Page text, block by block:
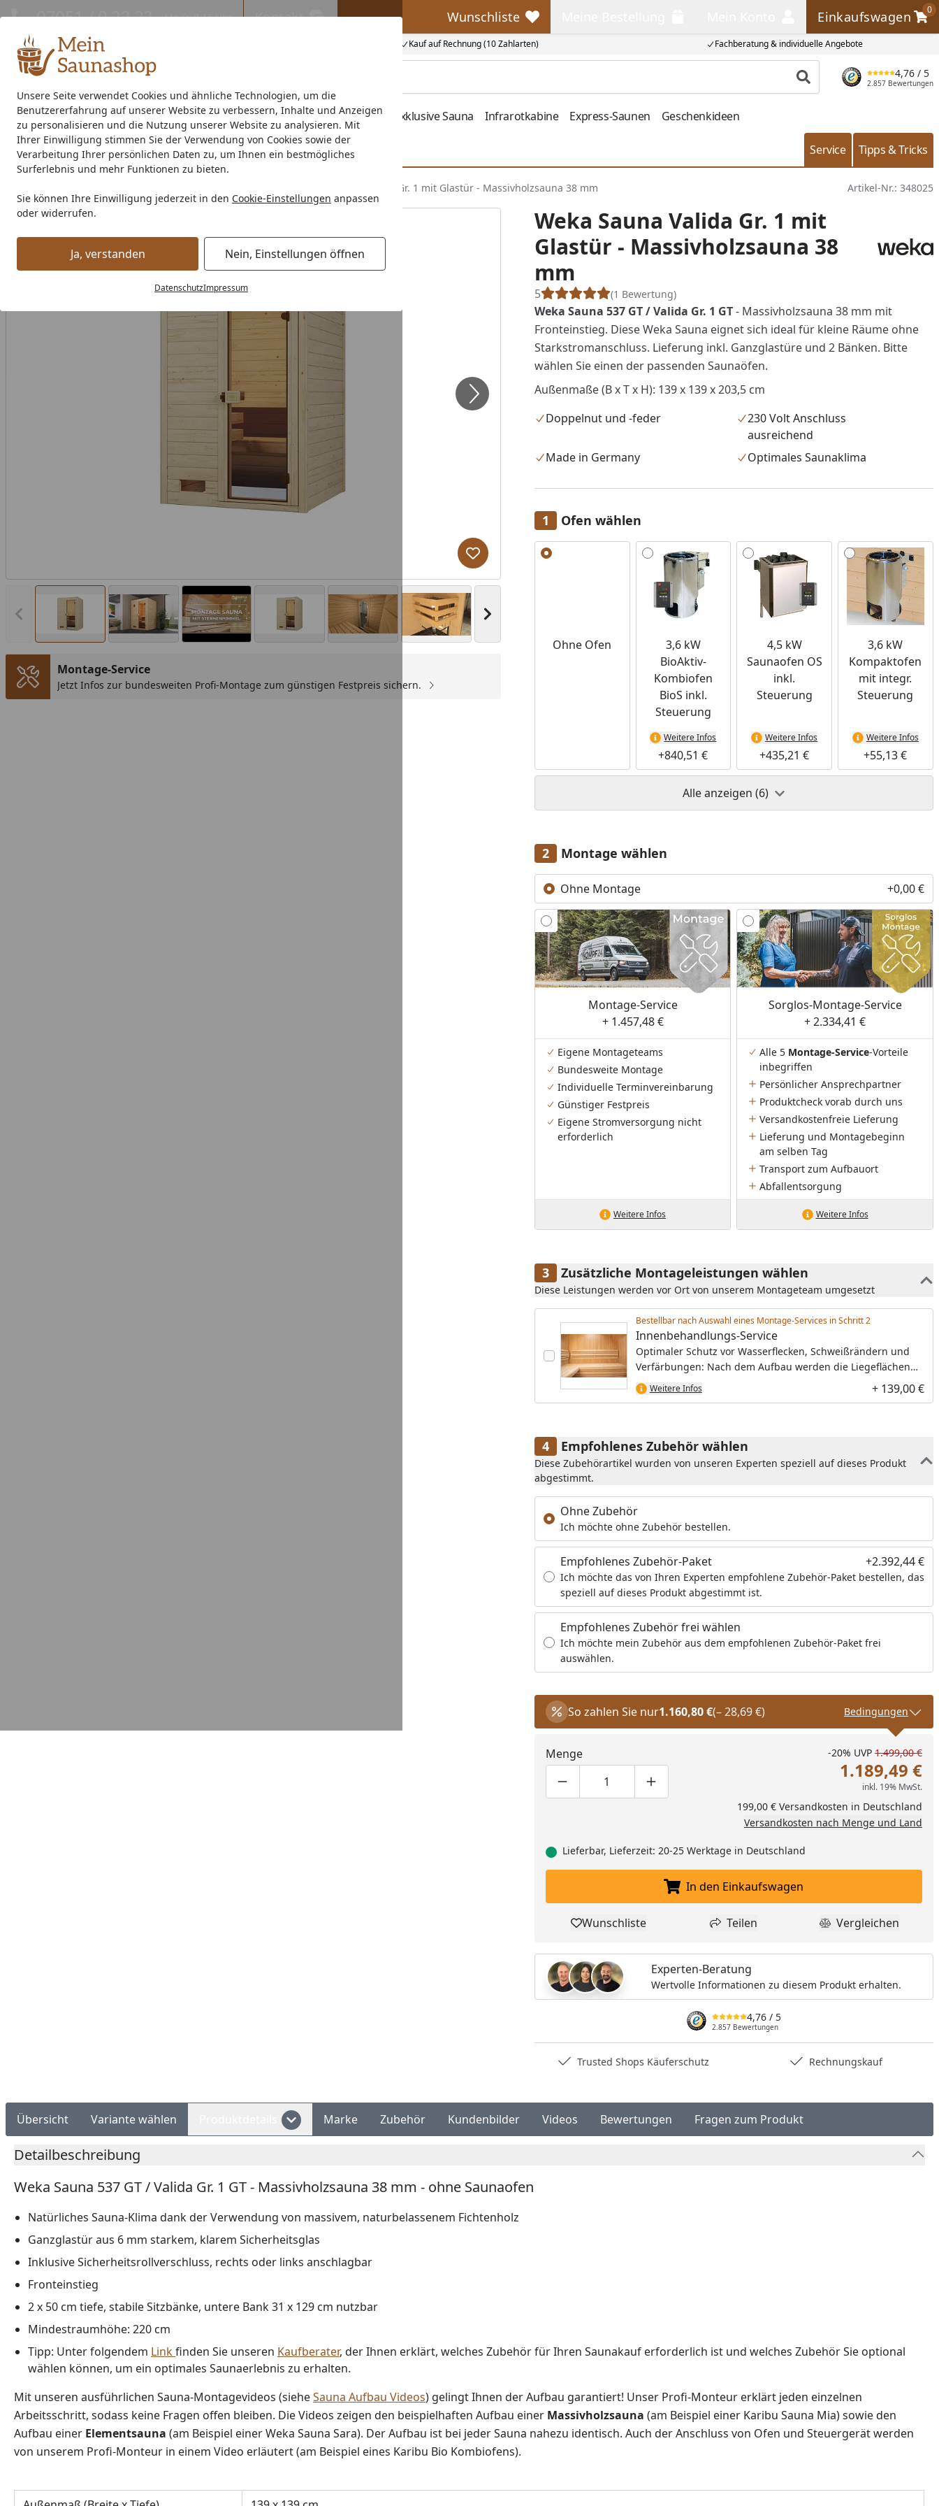
Unsere Seite verwendet Cookies und ähnliche Technologien, um die
Benutzererfahrung auf unserer Website zu verbessern, Inhalte und Anzeigen
zu personalisieren und die Nutzung unserer Website zu analysieren. Mit
Ihrer Einwilligung stimmen Sie der Verwendung von Cookies sowie der
Verarbeitung Ihrer persönlichen Daten zu, um Ihnen ein bestmögliches
Surferlebnis und mehr Funktionen zu bieten.
Sie können Ihre Einwilligung jederzeit in den Cookie-Einstellungen anpassen
oder widerrufen.
Ja, verstanden Nein, Einstellungen öffnen
DatenschutzImpressum
Kauf auf Rechnung (10 Zahlarten) Fachberatung & individuelle Angebote
07051 / 9 22 22 Mo-Fr. 8-16 Uhr Kontakt Wunschliste
Wunschliste Einkaufswagen
0
Einkaufswagen
Produkt suchen
4,76 / 5
2.857 Bewertungen
Außensauna Indoor-Sauna Energiespar-Sauna Saunaofen Zubehör Exklusive Sauna Infrarotkabine Express-Saunen Geschenkideen
Saunahersteller % Sale % Service Tipps & Tricks
Startseite
Weka Sauna Valida Gr. 1 mit Glastür - Massivholzsauna 38 mm Artikel-Nr.: 348025
Vorheriges Bild anzeigen Nächstes Bild anzeigen
Produkt zur Wunschliste hinzufügen
Montage-Service
Jetzt Infos zur bundesweiten Profi-Montage zum günstigen Festpreis sichern.
Weka Sauna Valida Gr. 1 mit
Glastür - Massivholzsauna 38
mm
5 (1 Bewertung)
Weka Sauna 537 GT / Valida Gr. 1 GT- Massivholzsauna 38 mm mit
Fronteinstieg. Diese Weka Sauna eignet sich ideal für kleine Räume ohne
Starkstromanschluss. Lieferung inkl. Ganzglastüre und 2 Bänken. Bitte
wählen Sie einen der passenden Saunaöfen.
Außenmaße (B x T x H): 139 x 139 x 203,5 cm
Doppelnut und -feder
230 Volt Anschluss
ausreichend
Made in Germany
Optimales Saunaklima
Ofen wählen
Alle anzeigen (6)
Ohne Ofen
3,6 kW
BioAktiv-
Kombiofen
BioS inkl.
Steuerung
Weitere Infos
+840,51 €
4,5 kW
Saunaofen OS
inkl.
Steuerung
Weitere Infos
+435,21 €
3,6 kW
Kompaktofen
mit integr.
Steuerung
Weitere Infos
+55,13 €
Alle anzeigen (6)
Montage wählen
Ohne Montage +0,00 €
Montage-Service
+ 1.457,48 €
Eigene Montageteams
Bundesweite Montage
Individuelle Terminvereinbarung
Günstiger Festpreis
Eigene Stromversorgung nicht
erforderlich
Weitere Infos
Sorglos-Montage-Service
+ 2.334,41 €
Alle 5 Montage-Service-Vorteile
inbegriffen
Persönlicher Ansprechpartner
Produktcheck vorab durch uns
Versandkostenfreie Lieferung
Lieferung und Montagebeginn
am selben Tag
Transport zum Aufbauort
Abfallentsorgung
Weitere Infos
Zusätzliche Montageleistungen wählen
Diese Leistungen werden vor Ort von unserem Montageteam umgesetzt
Bestellbar nach Auswahl eines Montage-Services in Schritt
Innenbehandlungs-Service
Optimaler Schutz vor Wasserflecken, Schweißrändern und
Verfärbungen: Nach dem Aufbau werden die Liegeflächen
und Rückenlehnen mit einer speziellen, hochwertigen
Sauna-Pflegemilch behandelt.
Weitere Infos + 139,00 €
Empfohlenes Zubehör wählen
Diese Zubehörartikel wurden von unseren Experten speziell auf dieses Produkt
abgestimmt.
Ohne Zubehör
Ich möchte ohne Zubehör bestellen.
Empfohlenes Zubehör-Paket +2.392,44 €
Ich möchte das von Ihren Experten empfohlene Zubehör-Paket bestellen, das
speziell auf dieses Produkt abgestimmt ist.
Empfohlenes Zubehör frei wählen
Ich möchte mein Zubehör aus dem empfohlenen Zubehör-Paket frei
auswählen.
So zahlen Sie nur1.160,80 €(– 28,69 €) Bedingungen
Menge
Produktmenge um eins verringern
Produktmenge manuell eingeben
Produktmenge um eins erhöhen
-20% UVP 1.499,00 €
1.189,49 €
inkl. 19% MwSt.
199,00 € Versandkosten in Deutschland
Versandkosten nach Menge und Land
Lieferbar, Lieferzeit: 20-25 Werktage in Deutschland
In den Einkaufswagen legen
In den Einkaufswagen
Produkt zur Wunschliste hinzufügen
Wunschliste Teilen
Teilen Produkt
Vergleichen
Experten-Beratung
Wertvolle Informationen zu diesem Produkt erhalten.
4,76 / 5
2.857 Bewertungen
Trusted Shops Käuferschutz Rechnungskauf
Übersicht Variante wählen Marke Zubehör Kundenbilder Videos Bewertungen Fragen zum Produkt
Detailbeschreibung
Weka Sauna 537 GT / Valida Gr. 1 GT - Massivholzsauna 38 mm - ohne Saunaofen
Natürliches Sauna-Klima dank der Verwendung von massivem, naturbelassenem Fichtenholz
Ganzglastür aus 6 mm starkem, klarem Sicherheitsglas
Inklusive Sicherheitsrollverschluss, rechts oder links anschlagbar
Fronteinstieg
2 x 50 cm tiefe, stabile Sitzbänke, untere Bank 31 x 129 cm nutzbar
Mindestraumhöhe: 220 cm
Tipp: Unter folgendem Linkfinden Sie unseren Kaufberater, der Ihnen erklärt, welches Zubehör für Ihren Saunakauf erforderlich ist und welches Zubehör Sie optional
wählen können, um ein optimales Saunaerlebnis zu erhalten.
Mit unseren ausführlichen Sauna-Montagevideos (sieheSauna Aufbau Videos) gelingt Ihnen der Aufbau garantiert! Unser Profi-Monteur erklärt jeden einzelnen
Arbeitsschritt, sodass keine Fragen offen bleiben. Die Videos zeigen den beispielhaften Aufbau einer Massivholzsauna (am Beispiel einer Karibu Sauna Mia) sowie den
Aufbau einer Elementsauna (am Beispiel einer Weka Sauna Sara). Der Aufbau ist bei jeder Sauna nahezu identisch. Auch der Anschluss von Ofen und Steuergerät werden
von unserem Profi-Monteur in einem Video erläutert (am Beispiel eines Karibu Bio Kombiofens).